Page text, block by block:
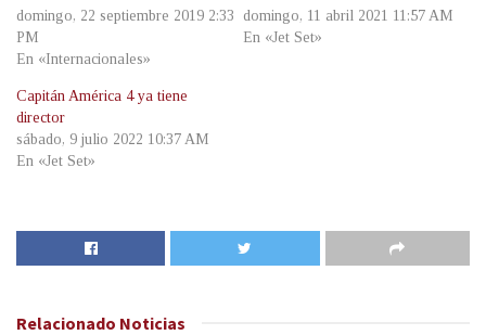
domingo, 22 septiembre 2019 2:33
PM
En «Internacionales»
domingo, 11 abril 2021 11:57 AM
En «Jet Set»
Capitán América 4 ya tiene
director
sábado, 9 julio 2022 10:37 AM
En «Jet Set»
Relacionado Noticias